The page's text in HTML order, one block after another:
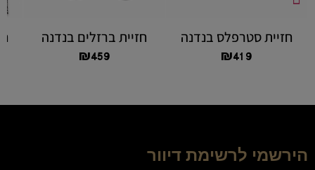
חזיית סטרפלס בנדנה
₪419
חזיית ברזלים בנדנה
₪459
הירשמי לרשימת דיוור